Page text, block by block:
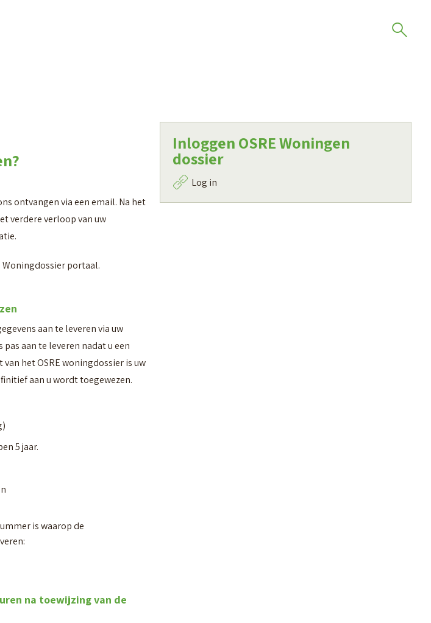
ontvangen via een email. Na het
verdere verloop van uw
Woningdossier portaal.
aan te leveren via uw
aan te leveren nadat u een
het OSRE woningdossier is uw
aan u wordt toegewezen.
5 jaar.
is waarop de
na toewijzing van de
Inloggen OSRE Woningen
dossier
Log in